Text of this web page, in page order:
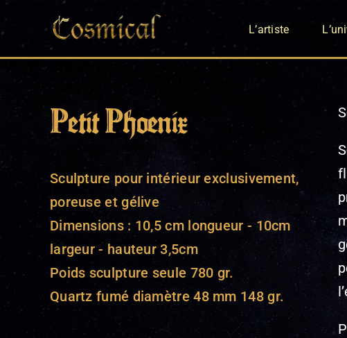
au
contenu
L’artiste
Petit Phoenix
Sculpture pour intérieur exclusivement,
poreuse et gélive
Dimensions : 10,5 cm longueur - 10cm
largeur - hauteur 3,5cm
Poids sculpture seule 780 gr.
Quartz fumé diamètre 48 mm 148 gr.